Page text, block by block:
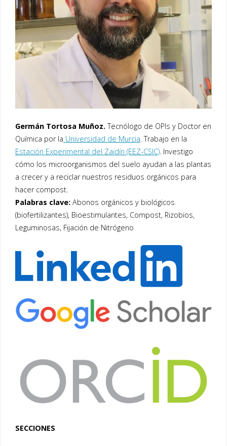
Germán Tortosa Muñoz.Tecnólogo de OPIs y Doctor en
Química por la Universidad de Murcia. Trabajo en la
Estación Experimental del Zaidín (EEZ-CSIC). Investigo
cómo los microorganismos del suelo ayudan a las plantas
a crecer y a reciclar nuestros residuos orgánicos para
hacer compost.
Palabras clave:Abonos orgánicos y biológicos
(biofertilizantes), Bioestimulantes, Compost, Rizobios,
Leguminosas, Fijación de Nitrógeno
SECCIONES